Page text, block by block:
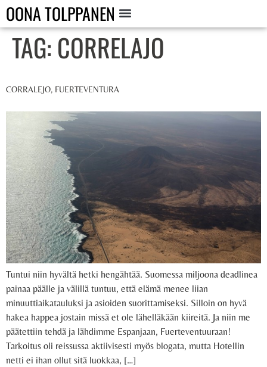
OONA TOLPPANEN
TAG: CORRELAJO
CORRALEJO, FUERTEVENTURA
Tuntui niin hyvältä hetki hengähtää. Suomessa miljoona deadlinea
painaa päälle ja välillä tuntuu, että elämä menee liian
minuuttiaikatauluksi ja asioiden suorittamiseksi. Silloin on hyvä
hakea happea jostain missä et ole lähelläkään kiireitä. Ja niin me
päätettiin tehdä ja lähdimme Espanjaan, Fuerteventuuraan!
Tarkoitus oli reissussa aktiivisesti myös blogata, mutta Hotellin
netti ei ihan ollut sitä luokkaa, […]